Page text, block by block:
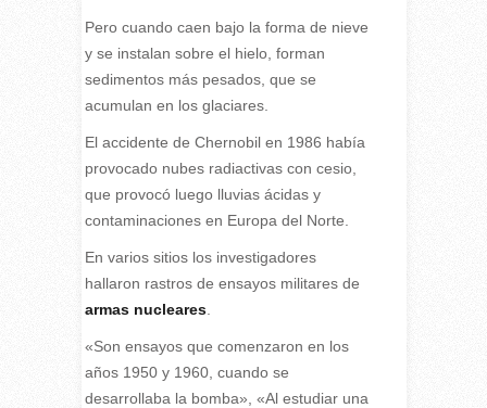
Pero cuando caen bajo la forma de nieve
y se instalan sobre el hielo, forman
sedimentos más pesados, que se
acumulan en los glaciares.
El accidente de Chernobil en 1986 había
provocado nubes radiactivas con cesio,
que provocó luego lluvias ácidas y
contaminaciones en Europa del Norte.
En varios sitios los investigadores
hallaron rastros de ensayos militares de
armas nucleares.
«Son ensayos que comenzaron en los
años 1950 y 1960, cuando se
desarrollaba la bomba», «Al estudiar una